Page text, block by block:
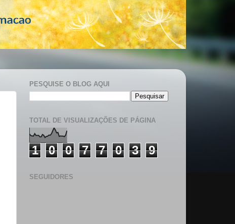
PESQUISE O BLOG AQUI
TOTAL DE VISUALIZAÇÕES DE PÁGINA
1 0 0 7 7 0 3 9
SEGUIDORES